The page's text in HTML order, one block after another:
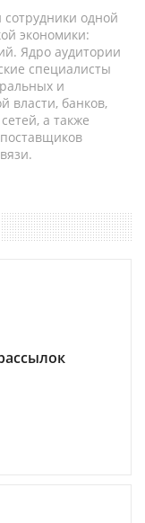
одной
экономики:
Ядро аудитории
специалисты
и
власти, банков,
а также